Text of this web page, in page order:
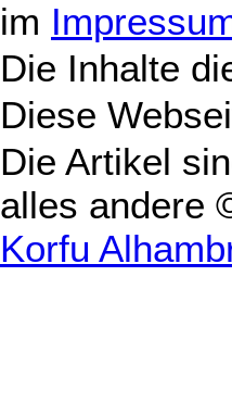
im
Die Inhalte
Diese
Die Artikel
alles andere
Korfu